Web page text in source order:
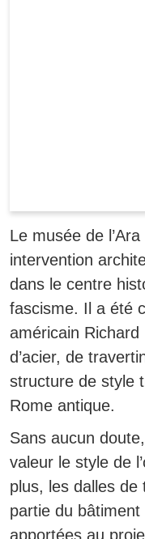
Le musée de
intervention
dans le centre
fascisme. Il a été
américain
d’acier, de
structure de style
Rome antique.
Sans aucun
valeur le style de
plus, les dalles
partie du
apportées au